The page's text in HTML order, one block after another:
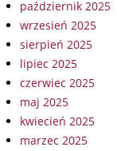
październik 2025
wrzesień 2025
sierpień 2025
lipiec 2025
czerwiec 2025
maj 2025
kwiecień 2025
marzec 2025